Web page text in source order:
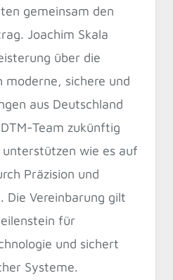
gemeinsam den
Joachim Skala
über die
moderne, sichere und
aus Deutschland
Team zukünftig
unterstützen wie es auf
Präzision und
Die Vereinbarung gilt
für
und sichert
Systeme.